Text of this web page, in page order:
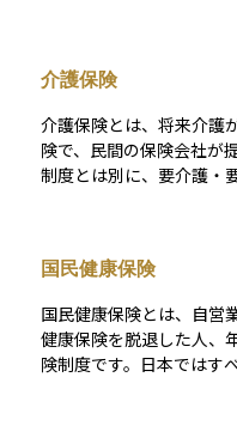
税を構成する二つの柱の
では、均等割は収入に関
として家計管理に織り込
介護保険
介護保険とは、将来介護
険で、民間の保険会社が
制度とは別に、要介護・
齢化が進む現代社会にお
注目されている保険のひとつです。 なお、保
険金の受け取り条件は商
討する際には、補償の範
要です。
国民健康保険
国民健康保険とは、自営
健康保険を脱退した人、
険制度です。日本ではす